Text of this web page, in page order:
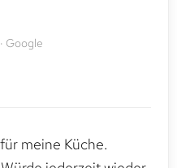
Google
meine Küche.